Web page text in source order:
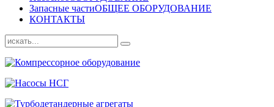
Запасные частиОБЩЕЕ ОБОРУДОВАНИЕ
КОНТАКТЫ